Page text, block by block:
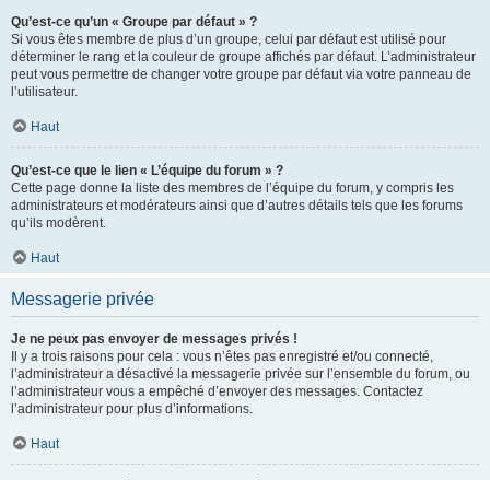
Qu’est-ce qu’un « Groupe par défaut » ?
Si vous êtes membre de plus d’un groupe, celui par défaut est utilisé pour
déterminer le rang et la couleur de groupe affichés par défaut. L’administrateur
peut vous permettre de changer votre groupe par défaut via votre panneau de
l’utilisateur.
Haut
Qu’est-ce que le lien « L’équipe du forum » ?
Cette page donne la liste des membres de l’équipe du forum, y compris les
administrateurs et modérateurs ainsi que d’autres détails tels que les forums
qu’ils modèrent.
Haut
Messagerie privée
Je ne peux pas envoyer de messages privés !
Il y a trois raisons pour cela : vous n’êtes pas enregistré et/ou connecté,
l’administrateur a désactivé la messagerie privée sur l’ensemble du forum, ou
l’administrateur vous a empêché d’envoyer des messages. Contactez
l’administrateur pour plus d’informations.
Haut